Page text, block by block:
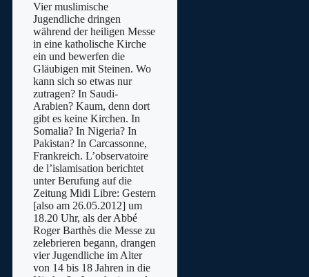
Vier muslimische
Jugendliche dringen
während der heiligen Messe
in eine katholische Kirche
ein und bewerfen die
Gläubigen mit Steinen. Wo
kann sich so etwas nur
zutragen? In Saudi-
Arabien? Kaum, denn dort
gibt es keine Kirchen. In
Somalia? In Nigeria? In
Pakistan? In Carcassonne,
Frankreich. L’observatoire
de l’islamisation berichtet
unter Berufung auf die
Zeitung Midi Libre: Gestern
[also am 26.05.2012] um
18.20 Uhr, als der Abbé
Roger Barthès die Messe zu
zelebrieren begann, drangen
vier Jugendliche im Alter
von 14 bis 18 Jahren in die